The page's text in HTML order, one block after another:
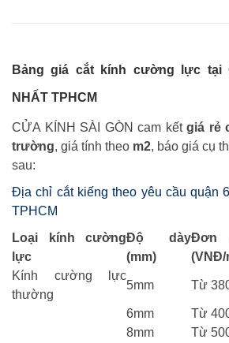
Bảng giá cắt kính cường lực tại
NHẤT TPHCM
CỬA KÍNH SÀI GÒN cam kếtgiá rẻ
trường, giá tính theo m2, báo giá cụ
sau:
Địa chỉ cắt kiếng theo yêu cầu quận
TPHCM
Loại kính cường
lực
Độ dày
(mm)
Đơn
(VNĐ/
Kính cường lực
thường
5mm Từ
6mm
Từ
8mm
Từ